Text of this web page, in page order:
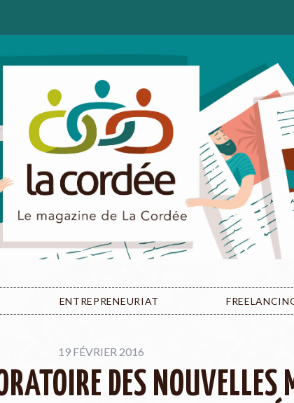
ENTREPRENEURIAT
19 FÉVRIER 2016
DES NOUVELLES